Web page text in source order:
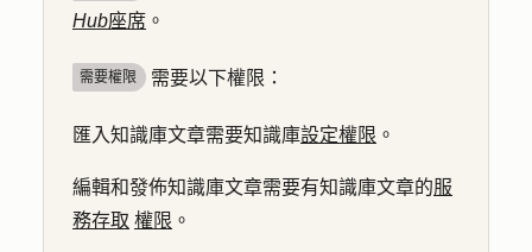
Hub座席 。
需要權限 需要以下權限：
匯入知識庫文章需要知識庫設定權限 。
編輯和發佈知識庫文章需要有知識庫文章的服
務存取 權限 。